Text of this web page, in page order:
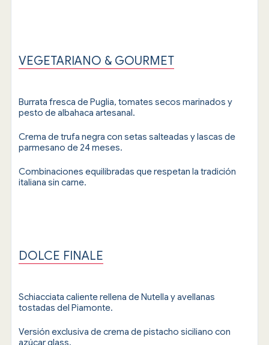
VEGETARIANO & GOURMET
Burrata fresca de Puglia, tomates secos marinados y
pesto de albahaca artesanal.
Crema de trufa negra con setas salteadas y lascas de
parmesano de 24 meses.
Combinaciones equilibradas que respetan la tradición
italiana sin carne.
DOLCE FINALE
Schiacciata caliente rellena de Nutella y avellanas
tostadas del Piamonte.
Versión exclusiva de crema de pistacho siciliano con